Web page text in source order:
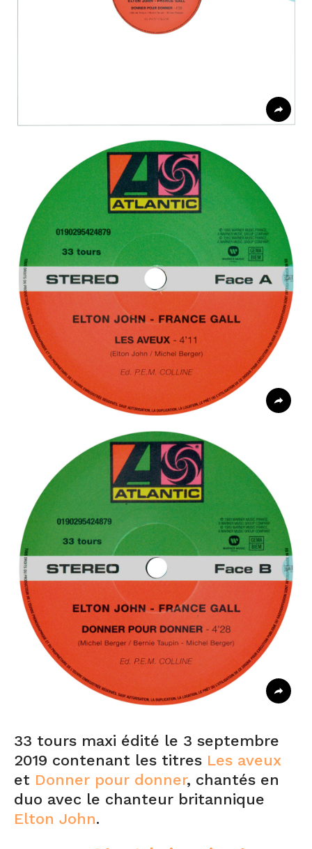
33 tours maxi édité le 3 septembre
2019 contenant les titres Les aveux
et Donner pour donner, chantés en
duo avec le chanteur britannique
Elton John.